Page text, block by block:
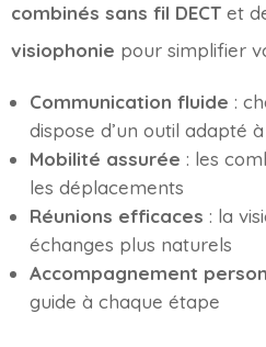
combinés sans fil DECT et
visiophonie pour simplifier
Communication fluide :
dispose d’un outil adapté
Mobilité assurée : les
les déplacements
Réunions efficaces : la
échanges plus naturels
Accompagnement
guide à chaque étape